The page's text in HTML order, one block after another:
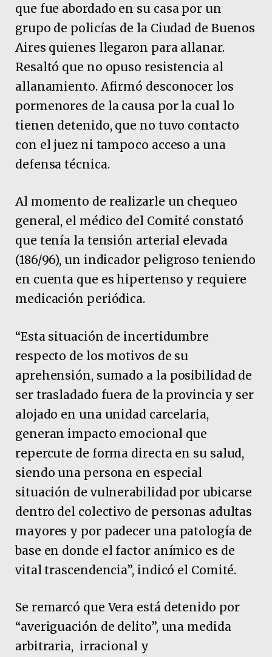
que fue abordado en su casa por un
grupo de policías de la Ciudad de Buenos
Aires quienes llegaron para allanar.
Resaltó que no opuso resistencia al
allanamiento. Afirmó desconocer los
pormenores de la causa por la cual lo
tienen detenido, que no tuvo contacto
con el juez ni tampoco acceso a una
defensa técnica.
Al momento de realizarle un chequeo
general, el médico del Comité constató
que tenía la tensión arterial elevada
(186/96), un indicador peligroso teniendo
en cuenta que es hipertenso y requiere
medicación periódica.
“Esta situación de incertidumbre
respecto de los motivos de su
aprehensión, sumado a la posibilidad de
ser trasladado fuera de la provincia y ser
alojado en una unidad carcelaria,
generan impacto emocional que
repercute de forma directa en su salud,
siendo una persona en especial
situación de vulnerabilidad por ubicarse
dentro del colectivo de personas adultas
mayores y por padecer una patología de
base en donde el factor anímico es de
vital trascendencia”, indicó el Comité.
Se remarcó que Vera está detenido por
“averiguación de delito”, una medida
arbitraria, irracional y